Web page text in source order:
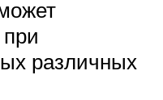
при
различных